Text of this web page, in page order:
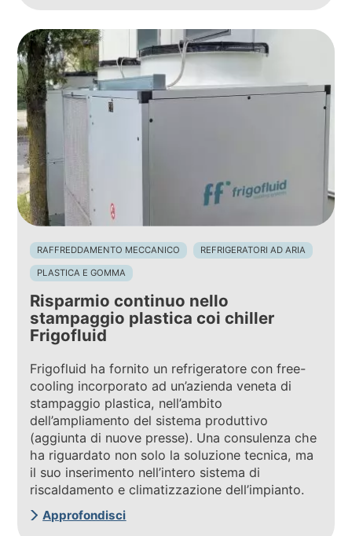
RAFFREDDAMENTO MECCANICO REFRIGERATORI AD ARIA
PLASTICA E GOMMA
Risparmio continuo nello
stampaggio plastica coi chiller
Frigofluid
Frigofluid ha fornito un refrigeratore con free-
cooling incorporato ad un’azienda veneta di
stampaggio plastica, nell’ambito
dell’ampliamento del sistema produttivo
(aggiunta di nuove presse). Una consulenza che
ha riguardato non solo la soluzione tecnica, ma
il suo inserimento nell’intero sistema di
riscaldamento e climatizzazione dell’impianto.
Approfondisci